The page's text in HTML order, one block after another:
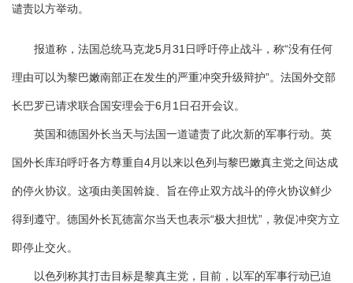
谴责以方举动。
报道称，法国总统马克龙5月31日呼吁停止战斗，称“没有任何
理由可以为黎巴嫩南部正在发生的严重冲突升级辩护”。法国外交部
长巴罗已请求联合国安理会于6月1日召开会议。
英国和德国外长当天与法国一道谴责了此次新的军事行动。英
国外长库珀呼吁各方尊重自4月以来以色列与黎巴嫩真主党之间达成
的停火协议。这项由美国斡旋、旨在停止双方战斗的停火协议鲜少
得到遵守。德国外长瓦德富尔当天也表示“极大担忧”，敦促冲突方立
即停止交火。
以色列称其打击目标是黎真主党，目前，以军的军事行动已迫